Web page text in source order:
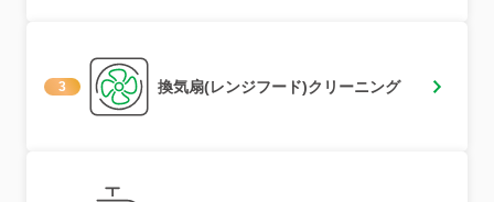
3 換気扇(レンジフード)クリーニング